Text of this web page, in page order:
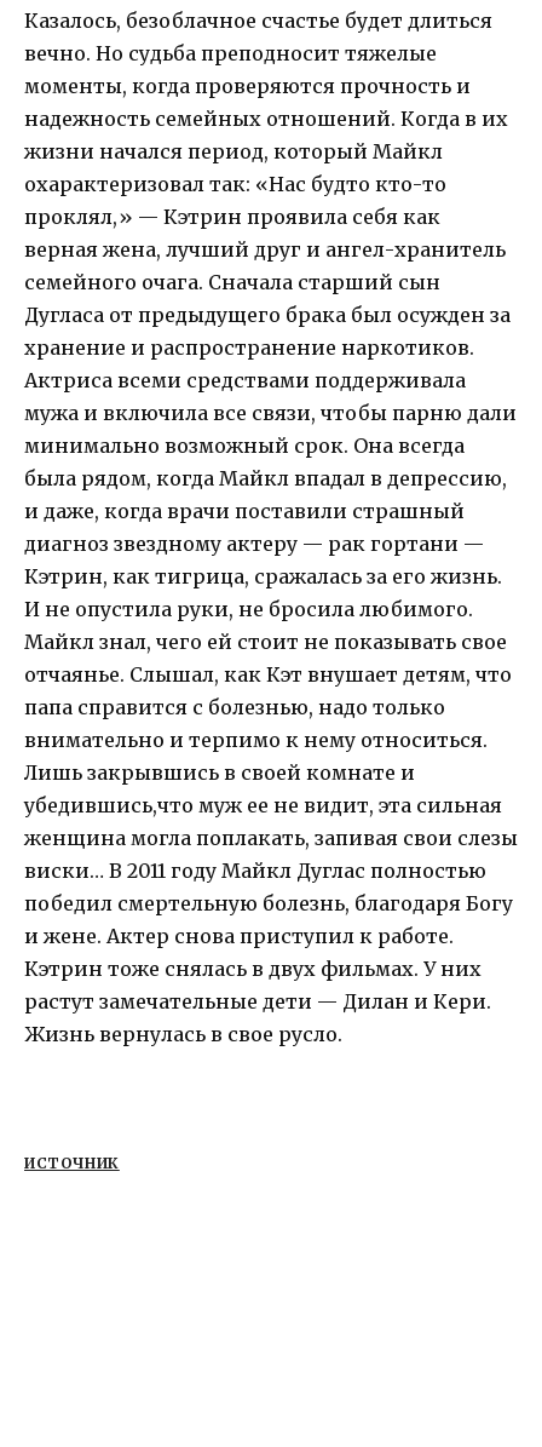
Казалось, безоблачное счастье будет длиться
вечно. Но судьба преподносит тяжелые
моменты, когда проверяются прочность и
надежность семейных отношений. Когда в их
жизни начался период, который Майкл
охарактеризовал так: «Нас будто кто-то
проклял,» — Кэтрин проявила себя как
верная жена, лучший друг и ангел-хранитель
семейного очага. Сначала старший сын
Дугласа от предыдущего брака был осужден за
хранение и распространение наркотиков.
Актриса всеми средствами поддерживала
мужа и включила все связи, чтобы парню дали
минимально возможный срок. Она всегда
была рядом, когда Майкл впадал в депрессию,
и даже, когда врачи поставили страшный
диагноз звездному актеру — рак гортани —
Кэтрин, как тигрица, сражалась за его жизнь.
И не опустила руки, не бросила любимого.
Майкл знал, чего ей стоит не показывать свое
отчаянье. Слышал, как Кэт внушает детям, что
папа справится с болезнью, надо только
внимательно и терпимо к нему относиться.
Лишь закрывшись в своей комнате и
убедившись,что муж ее не видит, эта сильная
женщина могла поплакать, запивая свои слезы
виски… В 2011 году Майкл Дуглас полностью
победил смертельную болезнь, благодаря Богу
и жене. Актер снова приступил к работе.
Кэтрин тоже снялась в двух фильмах. У них
растут замечательные дети — Дилан и Кери.
Жизнь вернулась в свое русло.
ИСТОЧНИК